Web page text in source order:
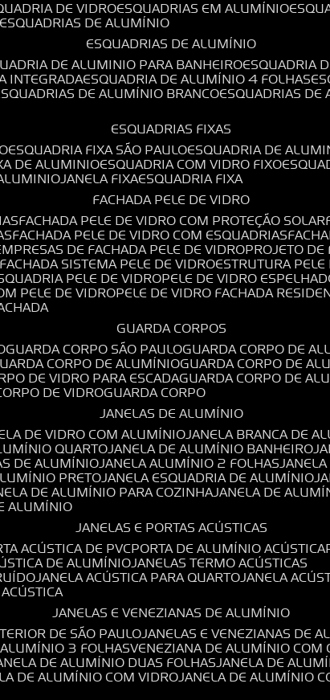
DE VIDRO ESQUADRIAS EM ALUMÍNIO
ESQUADRIAS DE ALUMÍNIO
ESQUADRIAS DE ALUMÍNIO
DE ALUMINIO PARA BANHEIRO ESQUADRIA
INTEGRADA ESQUADRIA DE ALUMÍNIO 4 FOLHAS
ESQUADRIAS DE ALUMÍNIO BRANCO ESQUADRIAS
ESQUADRIAS FIXAS
ESQUADRIA FIXA SÃO PAULO ESQUADRIA DE
DE ALUMINIO ESQUADRIA COM VIDRO FIXO
JANELA FIXA ESQUADRIA FIXA
FACHADA PELE DE VIDRO
FACHADA PELE DE VIDRO COM PROTEÇÃO SOLAR
FACHADA PELE DE VIDRO COM ESQUADRIAS
EMPRESAS DE FACHADA PELE DE VIDRO PROJETO
FACHADA SISTEMA PELE DE VIDRO ESTRUTURA
PELE DE VIDRO PELE DE VIDRO
PELE DE VIDRO PELE DE VIDRO FACHADA
GUARDA CORPOS
GUARDA CORPO SÃO PAULO GUARDA CORPO DE
GUARDA CORPO DE ALUMÍNIO GUARDA CORPO DE
DE VIDRO PARA ESCADA GUARDA CORPO DE
DE VIDRO GUARDA CORPO
JANELAS DE ALUMÍNIO
DE VIDRO COM ALUMÍNIO JANELA BRANCA DE
QUARTO JANELA DE ALUMÍNIO BANHEIRO
DE ALUMÍNIO JANELA ALUMÍNIO 2 FOLHAS
PRETO JANELA ESQUADRIA DE ALUMÍNIO
DE ALUMÍNIO PARA COZINHA JANELA DE
ALUMÍNIO
JANELAS E PORTAS ACÚSTICAS
ACÚSTICA DE PVC PORTA DE ALUMÍNIO ACÚSTICA
DE ALUMÍNIO JANELAS TERMO ACÚSTICAS
JANELA ACÚSTICA PARA QUARTO JANELA
JANELAS E VENEZIANAS DE ALUMÍNIO
DE SÃO PAULO JANELAS E VENEZIANAS DE
ALUMÍNIO 3 FOLHAS VENEZIANA DE ALUMÍNIO COM
DE ALUMÍNIO DUAS FOLHAS JANELA DE
DE ALUMÍNIO COM VIDRO JANELA DE ALUMÍNIO